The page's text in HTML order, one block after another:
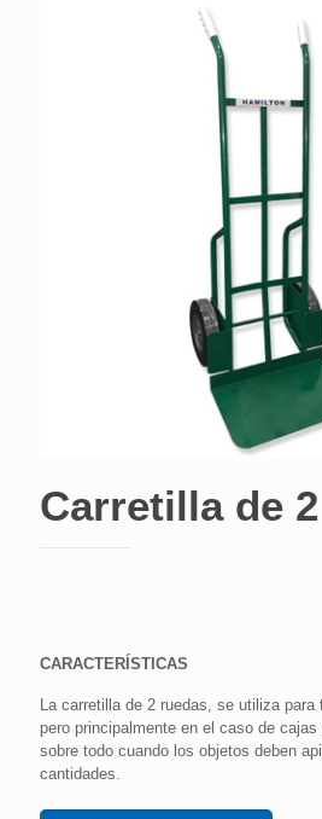
Carretilla de
CARACTERÍSTICAS
La carretilla de 2 ruedas, se utiliza para
pero principalmente en el caso de
sobre todo cuando los objetos deben
cantidades.